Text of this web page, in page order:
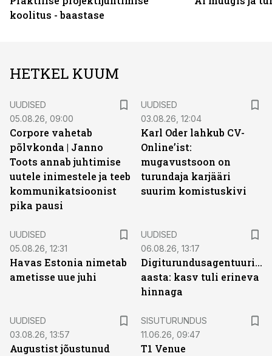
koolitus - baastase
HETKEL KUUM
UUDISED
05.08.26, 09:00
Corpore vahetab
põlvkonda | Janno
Toots annab juhtimise
uutele inimestele ja teeb
kommunikatsioonist
pika pausi
UUDISED
03.08.26, 12:04
Karl Oder lahkub CV-
Online’ist:
mugavustsoon on
turundaja karjääri
suurim komistuskivi
UUDISED
05.08.26, 12:31
Havas Estonia nimetab
ametisse uue juhi
UUDISED
06.08.26, 13:17
Digiturundusagentuuride
aasta: kasv tuli erineva
hinnaga
UUDISED
03.08.26, 13:57
Augustist jõustunud
SISUTURUNDUS
11.06.26, 09:47
T1 Venue